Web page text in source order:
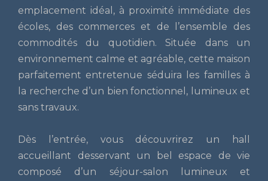
emplacement idéal, à proximité immédiate des
écoles, des commerces et de l’ensemble des
commodités du quotidien. Située dans un
environnement calme et agréable, cette maison
parfaitement entretenue séduira les familles à
la recherche d’un bien fonctionnel, lumineux et
sans travaux.
Dès l’entrée, vous découvrirez un hall
accueillant desservant un bel espace de vie
composé d’un séjour-salon lumineux et